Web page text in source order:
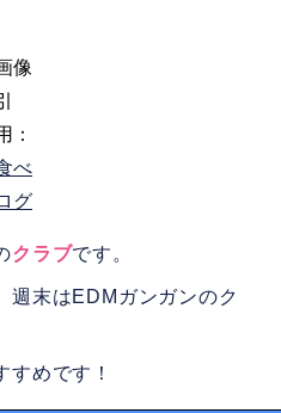
像
：
べ
グ
クラブです。
週末はEDMガンガンのク
めです！